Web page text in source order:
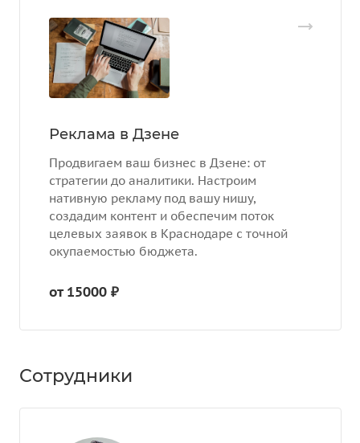
Реклама в Дзене
Продвигаем ваш бизнес в Дзене: от
стратегии до аналитики. Настроим
нативную рекламу под вашу нишу,
создадим контент и обеспечим поток
целевых заявок в Краснодаре с точной
окупаемостью бюджета.
от 15000 ₽
Сотрудники